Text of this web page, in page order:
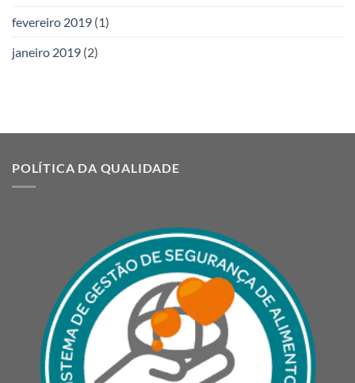
fevereiro 2019 (1)
janeiro 2019 (2)
POLÍTICA DA QUALIDADE